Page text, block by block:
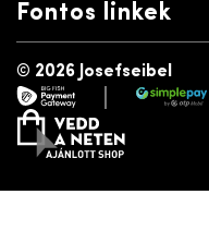
Fontos linkek
© 2026 Josefseibel
payment gatewaysimplepay
vedd a neten